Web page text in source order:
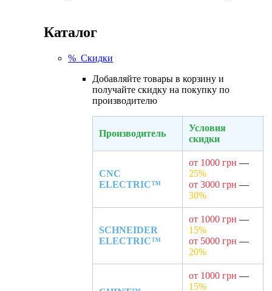
Каталог
% Скидки
Добавляйте товары в корзину и
получайте скидку на покупку по
производителю
Производитель
Условия
скидки
CNC
ELECTRIC™
от 1000 грн —
25%
от 3000 грн —
30%
SCHNEIDER
ELECTRIC™
от 1000 грн —
15%
от 5000 грн —
20%
от 1000 грн —
15%